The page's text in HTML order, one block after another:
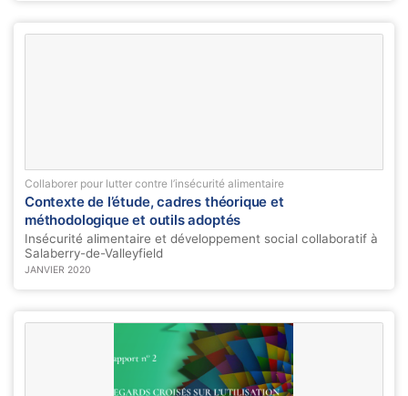
Collaborer pour lutter contre l’insécurité alimentaire
Contexte de l’étude, cadres théorique et
méthodologique et outils adoptés
Insécurité alimentaire et développement social collaboratif à
Salaberry-de-Valleyfield
JANVIER 2020